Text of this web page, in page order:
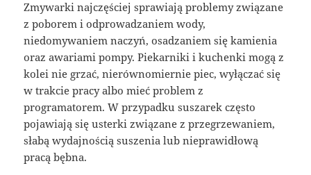
Zmywarki najczęściej sprawiają problemy związane
z poborem i odprowadzaniem wody,
niedomywaniem naczyń, osadzaniem się kamienia
oraz awariami pompy. Piekarniki i kuchenki mogą z
kolei nie grzać, nierównomiernie piec, wyłączać się
w trakcie pracy albo mieć problem z
programatorem. W przypadku suszarek często
pojawiają się usterki związane z przegrzewaniem,
słabą wydajnością suszenia lub nieprawidłową
pracą bębna.